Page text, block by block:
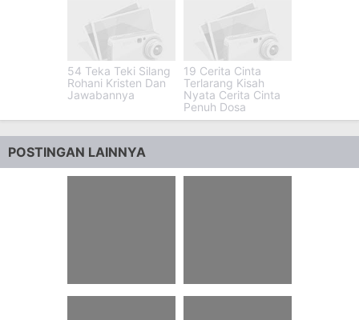
54 Teka Teki Silang
Rohani Kristen Dan
Jawabannya
19 Cerita Cinta
Terlarang Kisah
Nyata Cerita Cinta
Penuh Dosa
POSTINGAN LAINNYA
10 Burung Kicau
30 Download